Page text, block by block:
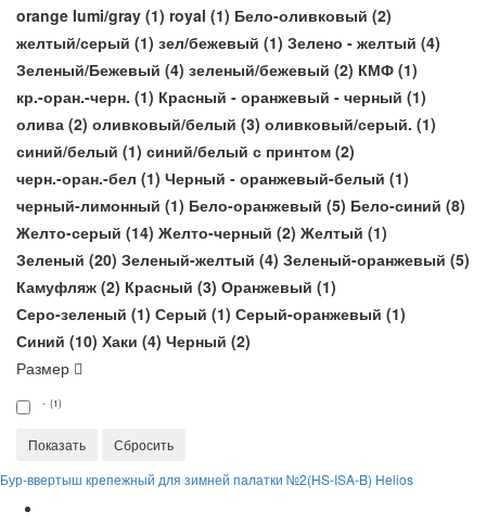
orange lumi/gray (1) royal (1) Бело-оливковый (2)
желтый/серый (1) зел/бежевый (1) Зелено - желтый (4)
Зеленый/Бежевый (4) зеленый/бежевый (2) КМФ (1)
кр.-оран.-черн. (1) Красный - оранжевый - черный (1)
олива (2) оливковый/белый (3) оливковый/серый. (1)
синий/белый (1) синий/белый с принтом (2)
черн.-оран.-бел (1) Черный - оранжевый-белый (1)
черный-лимонный (1) Бело-оранжевый (5) Бело-синий (8)
Желто-серый (14) Желто-черный (2) Желтый (1)
Зеленый (20) Зеленый-желтый (4) Зеленый-оранжевый (5)
Камуфляж (2) Красный (3) Оранжевый (1)
Серо-зеленый (1) Серый (1) Серый-оранжевый (1)
Синий (10) Хаки (4) Черный (2)
Размер
- (1)
Бур-ввертыш крепежный для зимней палатки №2(HS-ISA-B) Helios